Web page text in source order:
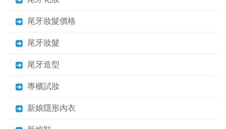
尾牙妝髮價格
尾牙妝髮
尾牙造型
專櫃試妝
新娘隱形內衣